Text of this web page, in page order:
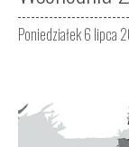
Poniedziałek 6 lipca